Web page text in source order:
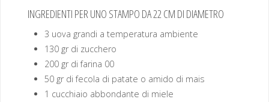
INGREDIENTI PER UNO STAMPO DA 22 CM DI DIAMETRO
3 uova grandi a temperatura ambiente
130 gr di zucchero
200 gr di farina 00
50 gr di fecola di patate o amido di mais
1 cucchiaio abbondante di miele